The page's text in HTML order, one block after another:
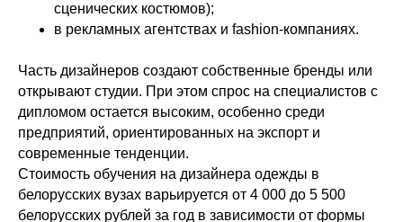
сценических костюмов);
в рекламных агентствах и fashion-компаниях.
Часть дизайнеров создают собственные бренды или
открывают студии. При этом спрос на специалистов с
дипломом остается высоким, особенно среди
предприятий, ориентированных на экспорт и
современные тенденции.
Стоимость обучения на дизайнера одежды в
белорусских вузах варьируется от 4 000 до 5 500
белорусских рублей за год в зависимости от формы